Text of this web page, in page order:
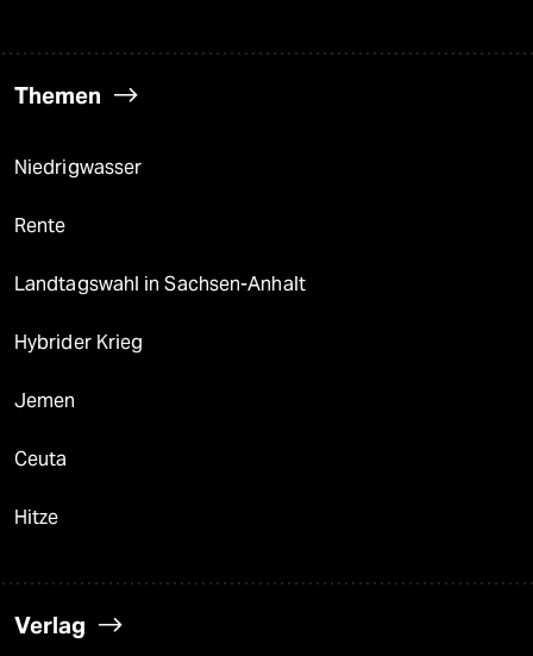
Themen
Niedrigwasser
Rente
Landtagswahl in Sachsen-Anhalt
Hybrider Krieg
Jemen
Ceuta
Hitze
Verlag